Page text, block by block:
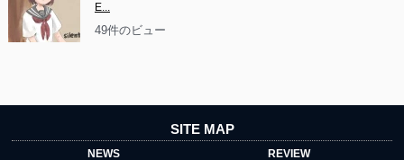
E...
49件のビュー
SITE MAP
NEWS REVIEW